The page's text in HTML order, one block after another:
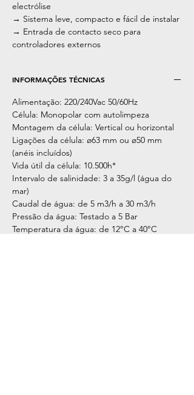
electrólise
→ Sistema leve, compacto e fácil de instalar
→ Entrada de contacto seco para
controladores externos
INFORMAÇÕES TÉCNICAS
Alimentação: 220/240Vac 50/60Hz
Célula: Monopolar com autolimpeza
Montagem da célula: Vertical ou horizontal
Ligações da célula: ø63 mm ou ø50 mm
(anéis incluídos)
Vida útil da célula: 10.500h*
Intervalo de salinidade: 3 a 35g/l (água do
mar)
Caudal de água: de 5 m3/h a 30 m3/h
Pressão da água: Testado a 5 Bar
Temperatura da água: de 12°C a 40°C